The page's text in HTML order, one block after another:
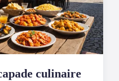
culinaire